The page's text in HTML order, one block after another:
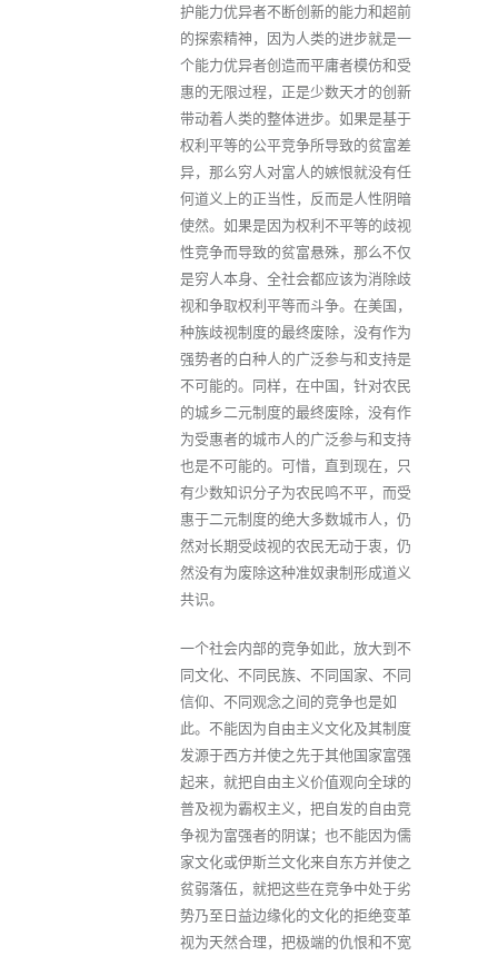
护能力优异者不断创新的能力和超前
的探索精神，因为人类的进步就是一
个能力优异者创造而平庸者模仿和受
惠的无限过程，正是少数天才的创新
带动着人类的整体进步。如果是基于
权利平等的公平竞争所导致的贫富差
异，那么穷人对富人的嫉恨就没有任
何道义上的正当性，反而是人性阴暗
使然。如果是因为权利不平等的歧视
性竞争而导致的贫富悬殊，那么不仅
是穷人本身、全社会都应该为消除歧
视和争取权利平等而斗争。在美国，
种族歧视制度的最终废除，没有作为
强势者的白种人的广泛参与和支持是
不可能的。同样，在中国，针对农民
的城乡二元制度的最终废除，没有作
为受惠者的城市人的广泛参与和支持
也是不可能的。可惜，直到现在，只
有少数知识分子为农民鸣不平，而受
惠于二元制度的绝大多数城市人，仍
然对长期受歧视的农民无动于衷，仍
然没有为废除这种准奴隶制形成道义
共识。
一个社会内部的竞争如此，放大到不
同文化、不同民族、不同国家、不同
信仰、不同观念之间的竞争也是如
此。不能因为自由主义文化及其制度
发源于西方并使之先于其他国家富强
起来，就把自由主义价值观向全球的
普及视为霸权主义，把自发的自由竞
争视为富强者的阴谋；也不能因为儒
家文化或伊斯兰文化来自东方并使之
贫弱落伍，就把这些在竞争中处于劣
势乃至日益边缘化的文化的拒绝变革
视为天然合理，把极端的仇恨和不宽